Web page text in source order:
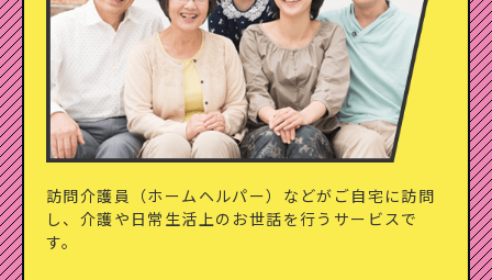
訪問介護員（ホームヘルパー）などがご自宅に訪問
し、 介護や日常生活上のお世話を行うサービスで
す。